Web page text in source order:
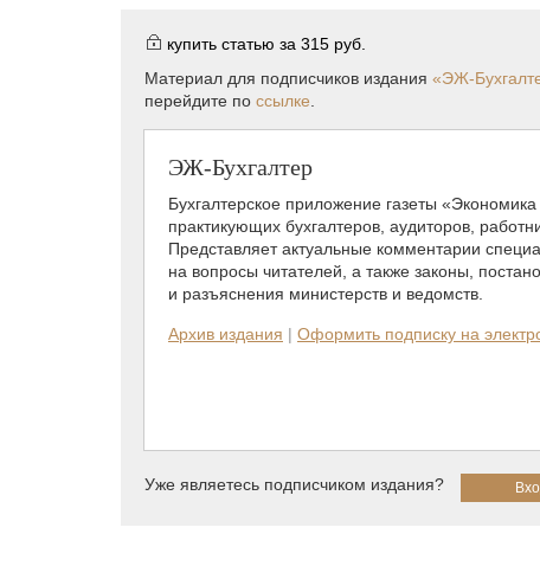
купить статью за 315 руб.
Материал для подписчиков издания «ЭЖ-
перейдите по ссылке
ЭЖ-Бухгалтер
Бухгалтерское приложение газеты
практикующих бухгалтеров, аудиторов,
Представляет актуальные комментарии
на вопросы читателей, а также законы,
и разъяснения министерств и ведомств.
Архив издания | Оформить подписку на
Уже являетесь подписчиком издания?